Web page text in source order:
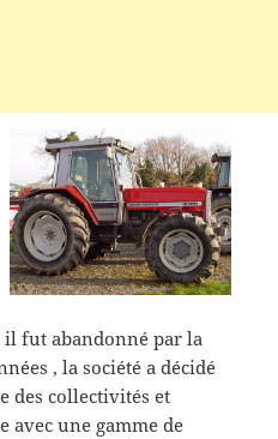
il fut abandonné par la
, la société a décidé
des collectivités et
avec une gamme de